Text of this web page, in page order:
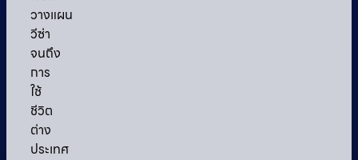
วางแผน
วีซ่า
จนถึง
การ
ใช้
ชีวิต
ต่าง
ประเทศ